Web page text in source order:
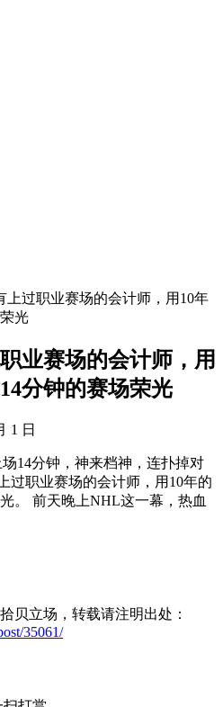
上过职业赛场的会计师，用10年
光
业赛场的会计师，用
分钟的赛场荣光
1 日
14分钟，神来档神，连扑掉对
过职业赛场的会计师，用10年的
。 前天晚上NHL这一幕，热血
贝立场，转载请注明出处：
35061/